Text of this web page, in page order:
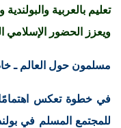
تعليم بالعربية
ويعزز الحضور الإسلامي
مسلمون حول العالم ـ
في خطوة تعكس اهتمامًا
للمجتمع المسلم في